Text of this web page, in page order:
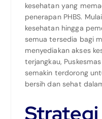
kesehatan yang
penerapan PHBS.
kesehatan hingga
semua tersedia bagi
menyediakan akses
terjangkau,
semakin terdorong
bersih dan sehat